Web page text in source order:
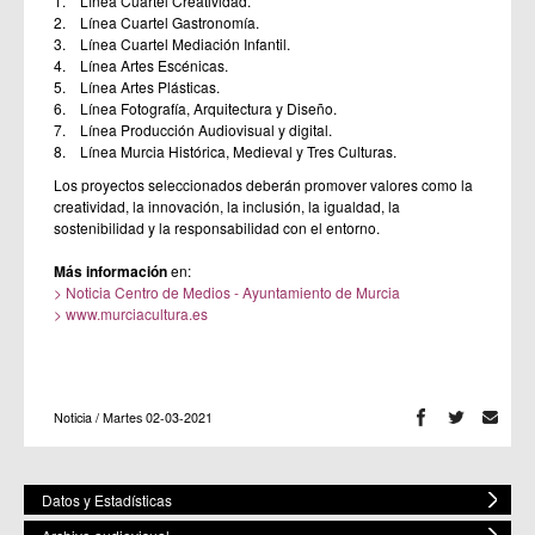
2. Línea Cuartel Gastronomía.
3. Línea Cuartel Mediación Infantil.
4. Línea Artes Escénicas.
5. Línea Artes Plásticas.
6. Línea Fotografía, Arquitectura y Diseño.
7. Línea Producción Audiovisual y digital.
8. Línea Murcia Histórica, Medieval y Tres Culturas.
Los proyectos seleccionados deberán promover valores como la
creatividad, la innovación, la inclusión, la igualdad, la
sostenibilidad y la responsabilidad con el entorno.
Más informaciónen:
> Noticia Centro de Medios - Ayuntamiento de Murcia
> www.murciacultura.es
Noticia / Martes 02-03-2021
Datos y Estadísticas